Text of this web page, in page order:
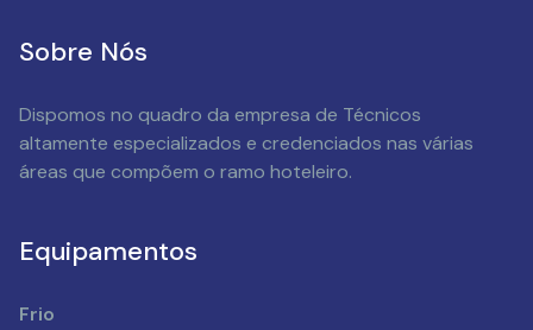
Sobre Nós
Dispomos no quadro da empresa de Técnicos
altamente especializados e credenciados nas várias
áreas que compõem o ramo hoteleiro.
Equipamentos
Frio